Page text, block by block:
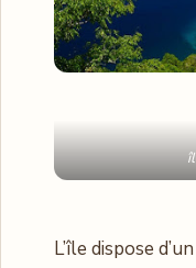
L’île dispose